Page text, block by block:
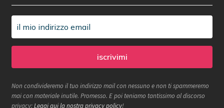
Non condivideremo il tuo indirizzo mail con nessuno e non ti spammeremo
mai con materiale inutile. Promesso. E poi teniamo tantissimo al discorso
privacy:Leggi qui la nostra privacy policy!